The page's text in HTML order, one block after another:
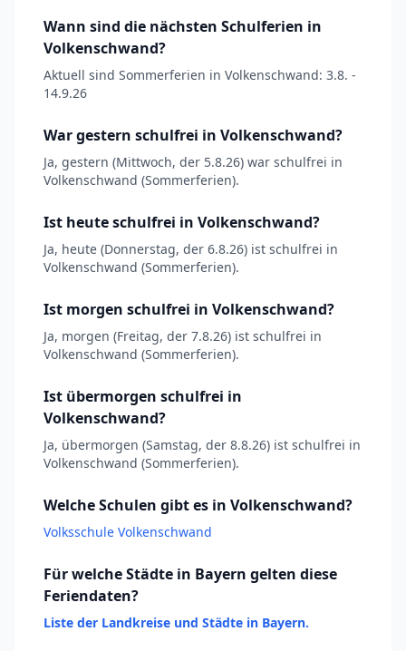
Wann sind die nächsten Schulferien in
Volkenschwand?
Aktuell sind Sommerferien in Volkenschwand: 3.8. -
14.9.26
War gestern schulfrei in Volkenschwand?
Ja, gestern (Mittwoch, der 5.8.26) war schulfrei in
Volkenschwand (Sommerferien).
Ist heute schulfrei in Volkenschwand?
Ja, heute (Donnerstag, der 6.8.26) ist schulfrei in
Volkenschwand (Sommerferien).
Ist morgen schulfrei in Volkenschwand?
Ja, morgen (Freitag, der 7.8.26) ist schulfrei in
Volkenschwand (Sommerferien).
Ist übermorgen schulfrei in
Volkenschwand?
Ja, übermorgen (Samstag, der 8.8.26) ist schulfrei in
Volkenschwand (Sommerferien).
Welche Schulen gibt es in Volkenschwand?
Volksschule Volkenschwand
Für welche Städte in Bayern gelten diese
Feriendaten?
Liste der Landkreise und Städte in Bayern.